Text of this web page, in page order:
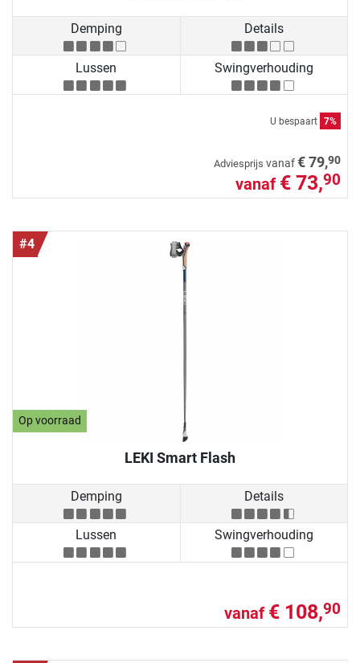
Demping Details
Lussen Swingverhouding
U bespaart 7%
Adviesprijs vanaf€ 79,90
vanaf € 73,90
#4
Op voorraad
LEKI Smart Flash
Demping Details
Lussen Swingverhouding
vanaf € 108,90